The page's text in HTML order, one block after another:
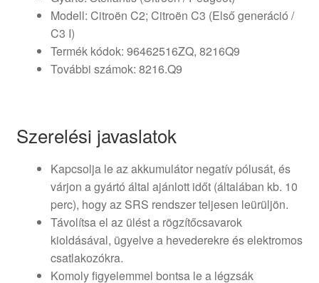
Modell: Citroën C2; Citroën C3 (Első generáció /
C3 I)
Termék kódok: 96462516ZQ, 8216Q9
További számok: 8216.Q9
Szerelési javaslatok
Kapcsolja le az akkumulátor negatív pólusát, és
várjon a gyártó által ajánlott időt (általában kb. 10
perc), hogy az SRS rendszer teljesen leürüljön.
Távolítsa el az ülést a rögzítőcsavarok
kioldásával, ügyelve a hevederekre és elektromos
csatlakozókra.
Komoly figyelemmel bontsa le a légzsák